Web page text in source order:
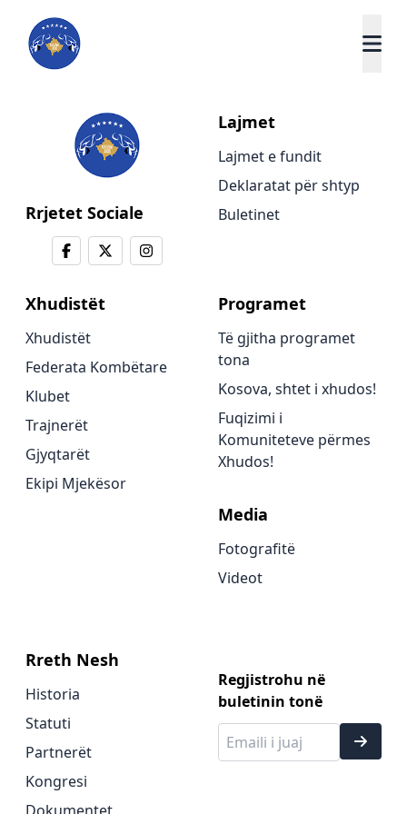
Rrjetet Sociale
Lajmet
Lajmet e fundit
Deklaratat për shtyp
Buletinet
Xhudistët
Xhudistët
Federata Kombëtare
Klubet
Trajnerët
Gjyqtarët
Ekipi Mjekësor
Programet
Të gjitha programet
tona
Kosova, shtet i xhudos!
Fuqizimi i
Komuniteteve përmes
Xhudos!
Media
Fotografitë
Videot
Rreth Nesh
Historia
Statuti
Partnerët
Kongresi
Regjistrohu në
buletinin tonë